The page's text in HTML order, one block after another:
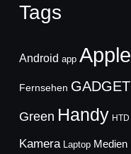
Tags
Android app Apple
Fernsehen GADGET
Green Handy HTD
Kamera Laptop Medien